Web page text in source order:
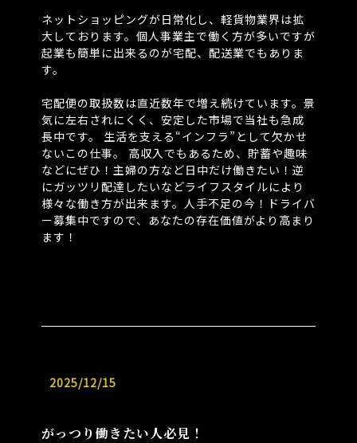
ネットショッピングが日常化し、軽貨物業界は拡
大しております。個人事業主で働く方が多いですが
起業も簡単に出来るのが宅配、配送業でもありま
す。
宅配便の取扱数は直近数年で増え続けています。景
気に左右されにくく、安定した市場で当社も急成
長中です。 生活を支える“インフラ”として欠かせ
ないこの仕事。 高収入でもあるため、貯蓄や趣味
などにぜひ！主婦の方など日中だけ働きたい！逆
にガッツリ配達したいなどライフスタイルにより
様々な働き方が出来ます。人手不足の今！ドライバ
ー募集中ですので、あなたの存在価値がより高まり
ます！
2025/12/15
がっつり働きたい人必見！